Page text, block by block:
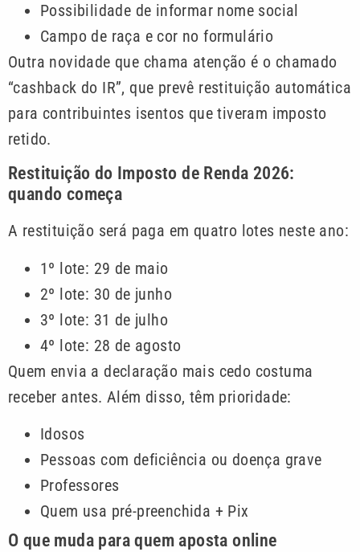
Possibilidade de informar nome social
Campo de raça e cor no formulário
Outra novidade que chama atenção é o chamado
“cashback do IR”, que prevê restituição automática
para contribuintes isentos que tiveram imposto
retido.
Restituição do Imposto de Renda 2026:
quando começa
A restituição será paga em quatro lotes neste ano:
1º lote: 29 de maio
2º lote: 30 de junho
3º lote: 31 de julho
4º lote: 28 de agosto
Quem envia a declaração mais cedo costuma
receber antes. Além disso, têm prioridade:
Idosos
Pessoas com deficiência ou doença grave
Professores
Quem usa pré-preenchida + Pix
O que muda para quem aposta online